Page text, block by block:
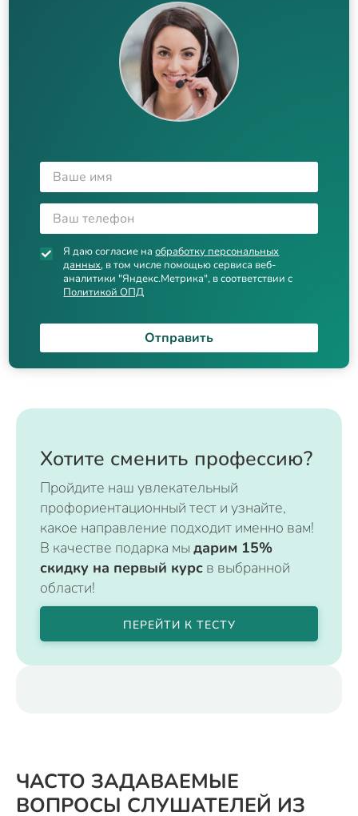
Я даю согласие наобработку персональных
данных, в том числе помощью сервиса веб-
аналитики "Яндекс.Метрика", в соответствии с
Политикой ОПД
Отправить
Хотите сменить профессию?
Пройдите наш увлекательный
профориентационный тест и узнайте,
какое направление подходит именно вам!
В качестве подарка мы дарим 15%
скидку на первый курс в выбранной
области!
ПЕРЕЙТИ К ТЕСТУ
ЧАСТО ЗАДАВАЕМЫЕ
ВОПРОСЫ СЛУШАТЕЛЕЙ ИЗ